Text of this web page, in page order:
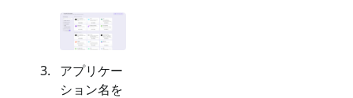
アプリケー
ション名を